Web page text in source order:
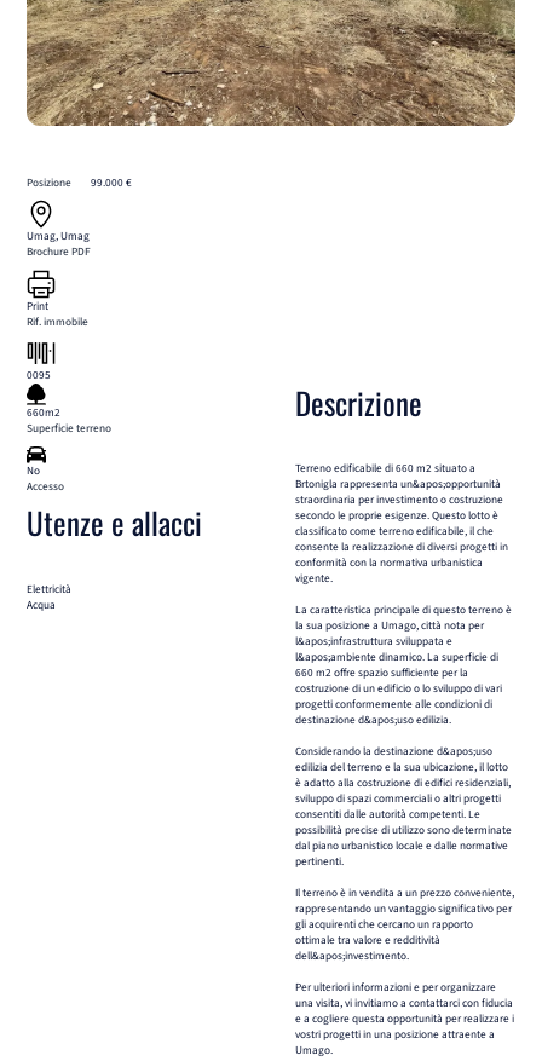
Posizione
Umag, Umag
Brochure PDF
Print
Rif. immobile
0095
99.000 €
660m2
Superficie terreno
No
Accesso
Utenze e allacci
Elettricità
Acqua
Descrizione
Terreno edificabile di 660 m2 situato a
Brtonigla rappresenta un&apos;opportunità
straordinaria per investimento o costruzione
secondo le proprie esigenze. Questo lotto è
classificato come terreno edificabile, il che
consente la realizzazione di diversi progetti in
conformità con la normativa urbanistica
vigente.
La caratteristica principale di questo terreno è
la sua posizione a Umago, città nota per
l&apos;infrastruttura sviluppata e
l&apos;ambiente dinamico. La superficie di
660 m2 offre spazio sufficiente per la
costruzione di un edificio o lo sviluppo di vari
progetti conformemente alle condizioni di
destinazione d&apos;uso edilizia.
Considerando la destinazione d&apos;uso
edilizia del terreno e la sua ubicazione, il lotto
è adatto alla costruzione di edifici residenziali,
sviluppo di spazi commerciali o altri progetti
consentiti dalle autorità competenti. Le
possibilità precise di utilizzo sono determinate
dal piano urbanistico locale e dalle normative
pertinenti.
Il terreno è in vendita a un prezzo conveniente,
rappresentando un vantaggio significativo per
gli acquirenti che cercano un rapporto
ottimale tra valore e redditività
dell&apos;investimento.
Per ulteriori informazioni e per organizzare
una visita, vi invitiamo a contattarci con fiducia
e a cogliere questa opportunità per realizzare i
vostri progetti in una posizione attraente a
Umago.